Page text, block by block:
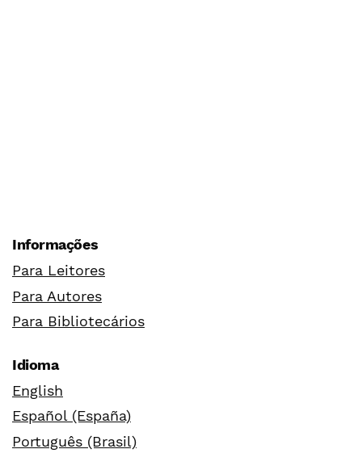
Informações
Para Leitores
Para Autores
Para Bibliotecários
Idioma
English
Español (España)
Português (Brasil)